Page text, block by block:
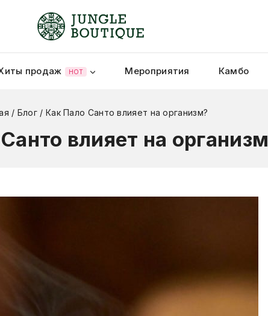
продаж HOT Мероприятия Камбо
/ Блог / Как Пало Санто влияет на организм?
влияет на